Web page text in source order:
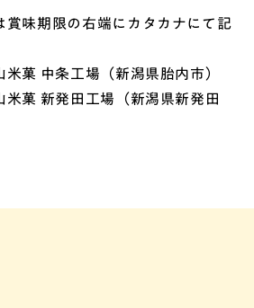
賞味期限の右端にカタカナにて記
米菓 中条工場（新潟県胎内市）
米菓 新発田工場（新潟県新発田